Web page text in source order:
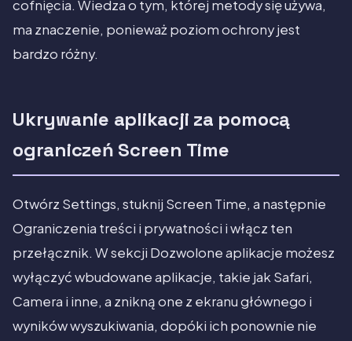
cofnięcia. Wiedza o tym, której metody się używa,
ma znaczenie, ponieważ poziom ochrony jest
bardzo różny.
Ukrywanie aplikacji za pomocą
ograniczeń Screen Time
Otwórz Settings, stuknij Screen Time, a następnie
Ograniczenia treści i prywatności i włącz ten
przełącznik. W sekcji Dozwolone aplikacje możesz
wyłączyć wbudowane aplikacje, takie jak Safari,
Camera i inne, a znikną one z ekranu głównego i
wyników wyszukiwania, dopóki ich ponownie nie